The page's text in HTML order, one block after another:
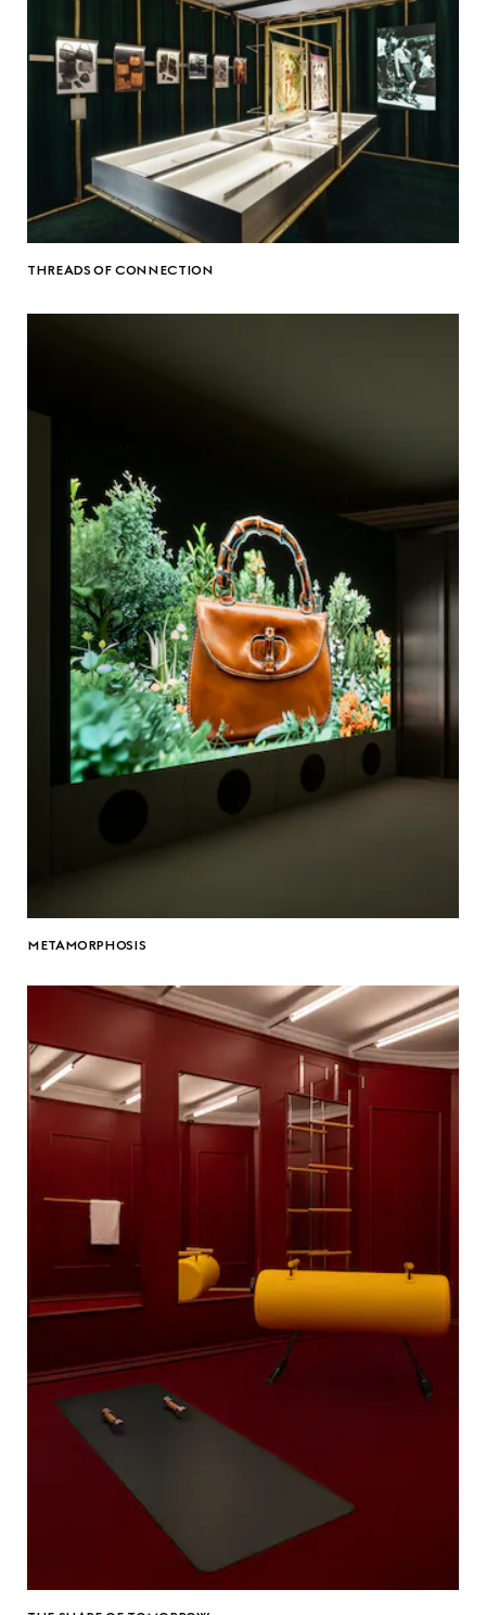
THREADS OF CONNECTION
METAMORPHOSIS